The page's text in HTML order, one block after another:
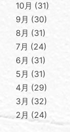
10月
31
9月
30
8月
31
7月
24
6月
31
5月
31
4月
29
3月
32
2月
24